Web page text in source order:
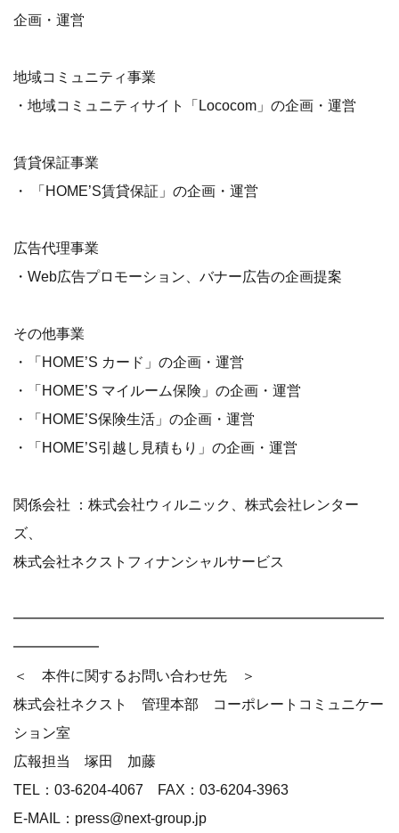
企画・運営
地域コミュニティ事業
・地域コミュニティサイト「Lococom」の企画・運営
賃貸保証事業
・ 「HOME’S賃貸保証」の企画・運営
広告代理事業
・Web広告プロモーション、バナー広告の企画提案
その他事業
・「HOME’S カード」の企画・運営
・「HOME’S マイルーム保険」の企画・運営
・「HOME’S保険生活」の企画・運営
・「HOME’S引越し見積もり」の企画・運営
関係会社 ：株式会社ウィルニック、株式会社レンター
ズ、
株式会社ネクストフィナンシャルサービス
━━━━━━━━━━━━━━━━━━━━━━━━━━
━━━━━━
＜ 本件に関するお問い合わせ先 ＞
株式会社ネクスト 管理本部 コーポレートコミュニケー
ション室
広報担当 塚田 加藤
TEL：03-6204-4067 FAX：03-6204-3963
E-MAIL：press@next-group.jp